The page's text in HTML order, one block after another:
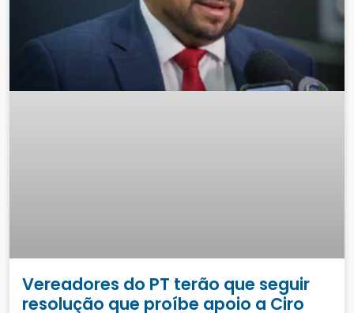
Vereadores do PT terão que seguir
resolução que proíbe apoio a Ciro